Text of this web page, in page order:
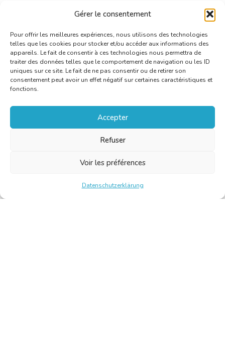
Gérer le consentement
Pour offrir les meilleures expériences, nous utilisons des technologies
telles que les cookies pour stocker et/ou accéder aux informations des
appareils. Le fait de consentir à ces technologies nous permettra de
traiter des données telles que le comportement de navigation ou les ID
uniques sur ce site. Le fait de ne pas consentir ou de retirer son
consentement peut avoir un effet négatif sur certaines caractéristiques et
fonctions.
Accepter
Refuser
Voir les préférences
Datenschutzerklärung